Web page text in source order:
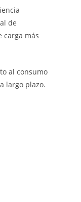
de
carga más
al consumo
largo plazo.